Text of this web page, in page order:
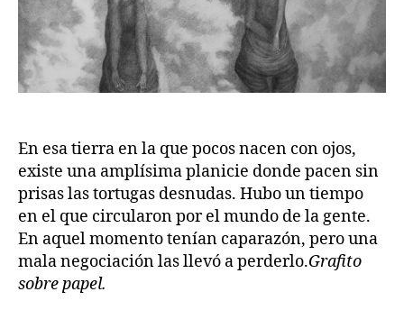
En esa tierra en la que pocos nacen con ojos,
existe una amplísima planicie donde pacen sin
prisas las tortugas desnudas. Hubo un tiempo
en el que circularon por el mundo de la gente.
En aquel momento tenían caparazón, pero una
mala negociación las llevó a perderlo.Grafito
sobre papel.